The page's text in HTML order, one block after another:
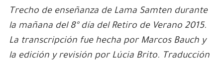
Trecho de enseñanza de Lama Samten durante
la mañana del 8º día del Retiro de Verano 2015.
La transcripción fue hecha por Marcos Bauch y
la edición y revisión por Lúcia Brito. Traducción